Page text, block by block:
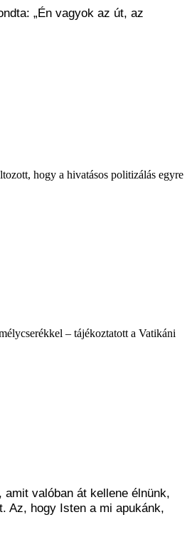
„Én vagyok az út, az
hogy a hivatásos politizálás egyre
– tájékoztatott a Vatikáni
valóban át kellene élnünk,
Az, hogy Isten a mi apukánk,